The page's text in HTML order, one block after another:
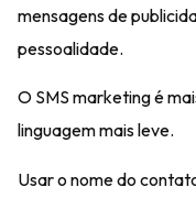
mensagens de
pessoalidade.
O SMS marketing é
linguagem mais leve.
Usar o nome do